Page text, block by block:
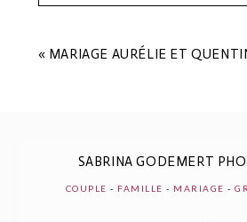
Les champs marqués sont
« MARIAGE AURÉLIE ET
SABRINA GODEMERT
COUPLE - FAMILLE - MARIAGE -